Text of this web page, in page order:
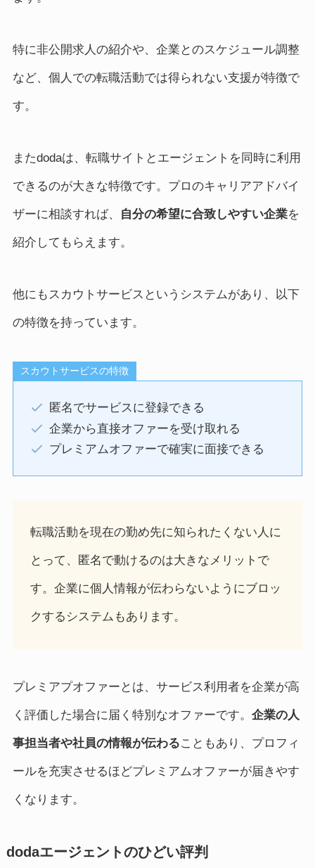
特に非公開求人の紹介や、企業とのスケジュール調整
など、個人での転職活動では得られない支援が特徴で
す。
またdodaは、転職サイトとエージェントを同時に利用
できるのが大きな特徴です。プロのキャリアアドバイ
ザーに相談すれば、 自分の希望に合致しやすい企業を
紹介してもらえます。
他にもスカウトサービスというシステムがあり、以下
の特徴を持っています。
スカウトサービスの特徴
匿名でサービスに登録できる
企業から直接オファーを受け取れる
プレミアムオファーで確実に面接できる
転職活動を現在の勤め先に知られたくない人に
とって、匿名で動けるのは大きなメリットで
す。企業に個人情報が伝わらないようにブロッ
クするシステムもあります。
プレミアプオファーとは、サービス利用者を企業が高
く評価した場合に届く特別なオファーです。 企業の人
事担当者や社員の情報が伝わることもあり、プロフィ
ールを充実させるほどプレミアムオファーが届きやす
くなります。
dodaエージェントのひどい評判